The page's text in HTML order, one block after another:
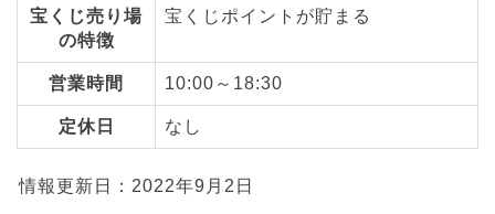
宝くじ売り場
の特徴
宝くじポイントが貯まる
営業時間 10:00～18:30
定休日 なし
情報更新日：2022年9月2日